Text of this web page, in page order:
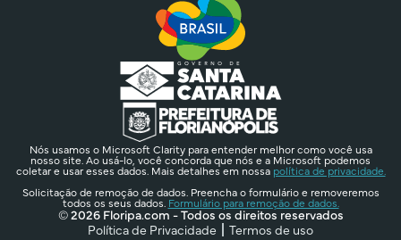
Nós usamos o Microsoft Clarity para entender melhor como você usa
nosso site. Ao usá-lo, você concorda que nós e a Microsoft podemos
coletar e usar esses dados. Mais detalhes em nossa política de privacidade.
Solicitação de remoção de dados. Preencha o formulário e removeremos
todos os seus dados. Formulário para remoção de dados.
© 2026 Floripa.com - Todos os direitos reservados
Política de Privacidade
Termos de uso